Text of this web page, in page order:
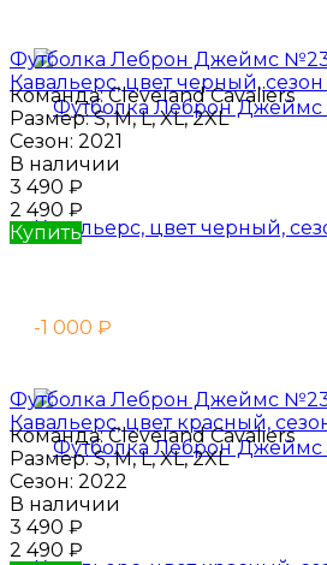
Футболка Леброн Джеймс
Кавальерс, цвет черный, сезон
Команда:Cleveland Cavaliers
Размер:S, M, L, XL, 2XL
Сезон: 2021
В наличии
3 490 ₽
2 490 ₽
Купить
-1 000 ₽
Футболка Леброн Джеймс
Кавальерс, цвет красный,
Команда:Cleveland Cavaliers
Размер:S, M, L, XL, 2XL
Сезон: 2022
В наличии
3 490 ₽
2 490 ₽